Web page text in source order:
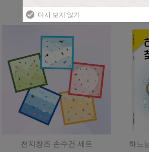
천지창조 손수건 세트 하느